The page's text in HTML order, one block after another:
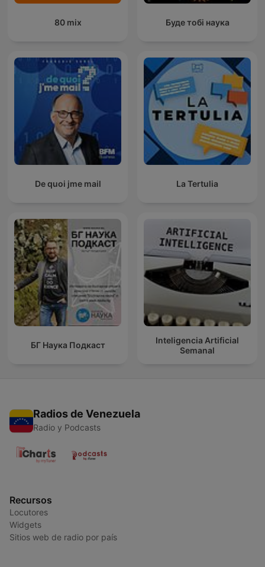
80 mix Буде тобі наука
De quoi jme mail La Tertulia
БГ Наука Подкаст
Inteligencia Artificial
Semanal
Radios de Venezuela
Radio y Podcasts
Recursos
Locutores
Widgets
Sitios web de radio por país